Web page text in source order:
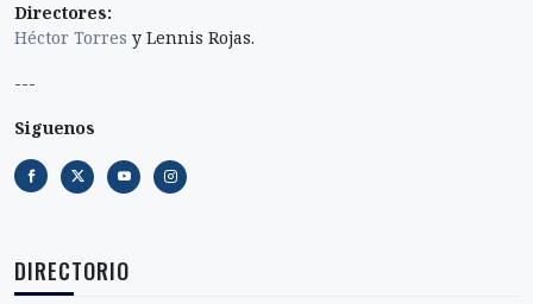
Directores:
Héctor Torres y Lennis Rojas.
---
Siguenos
DIRECTORIO